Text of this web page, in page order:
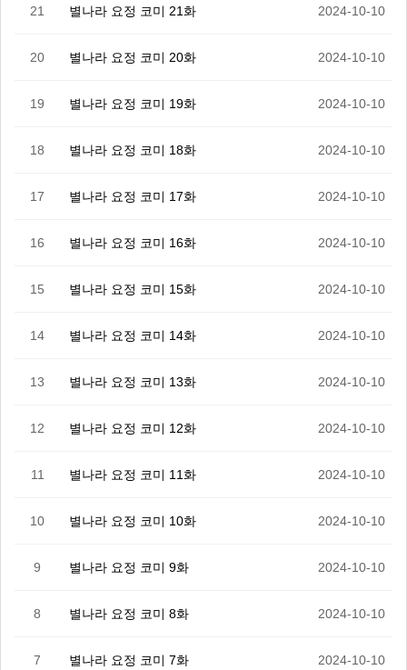
21 별나라 요정 코미 21화 2024-10-10
20 별나라 요정 코미 20화 2024-10-10
19 별나라 요정 코미 19화 2024-10-10
18 별나라 요정 코미 18화 2024-10-10
17 별나라 요정 코미 17화 2024-10-10
16 별나라 요정 코미 16화 2024-10-10
15 별나라 요정 코미 15화 2024-10-10
14 별나라 요정 코미 14화 2024-10-10
13 별나라 요정 코미 13화 2024-10-10
12 별나라 요정 코미 12화 2024-10-10
11 별나라 요정 코미 11화 2024-10-10
10 별나라 요정 코미 10화 2024-10-10
9 별나라 요정 코미 9화 2024-10-10
8 별나라 요정 코미 8화 2024-10-10
7 별나라 요정 코미 7화 2024-10-10